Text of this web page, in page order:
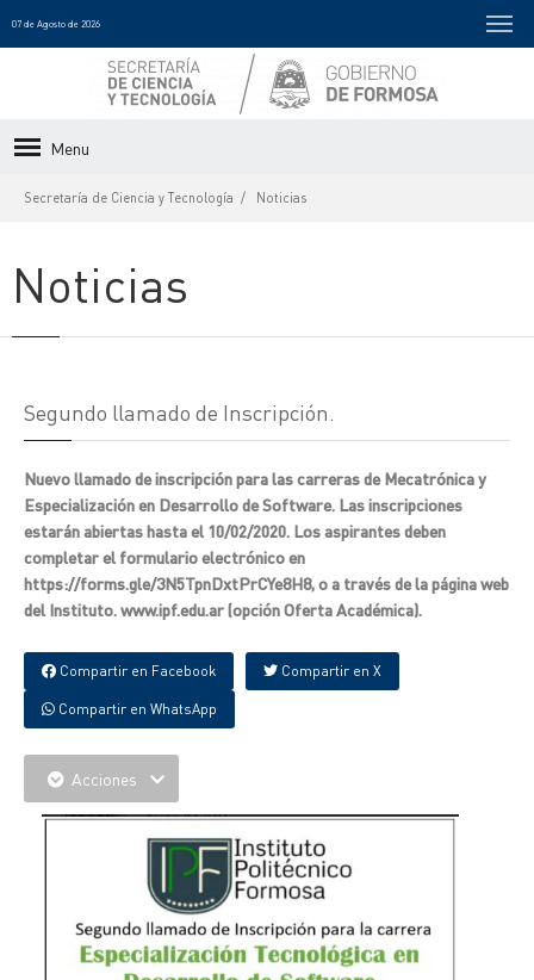
07 de Agosto de 2026
Menu
Secretaría de Ciencia y Tecnología Noticias
Noticias
Segundo llamado de Inscripción.
Nuevo llamado de inscripción para las carreras de Mecatrónica y
Especialización en Desarrollo de Software. Las inscripciones
estarán abiertas hasta el 10/02/2020. Los aspirantes deben
completar el formulario electrónico en
https://forms.gle/3N5TpnDxtPrCYe8H8, o a través de la página web
del Instituto. www.ipf.edu.ar (opción Oferta Académica).
Compartir en Facebook Compartir en X
Compartir en WhatsApp
Acciones